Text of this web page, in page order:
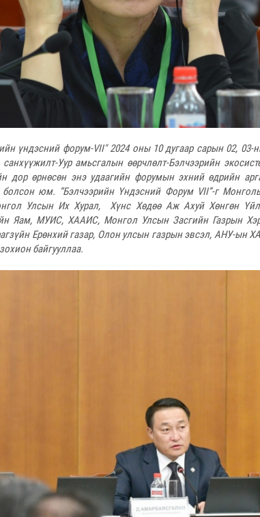
үндэсний форум-VII" 2024 оны 10 дугаар сарын 02, 03-
Уур амьсгалын өөрчлөлт-Бэлчээрийн
дор өрнөсөн энэ удаагийн форумын эхний өдрийн
болсон юм. “Бэлчээрийн Үндэсний Форум VII”-г
Улсын Их Хурал, Хүнс Хөдөө Аж Ахуй Хөнгөн
Яам, МУИС, ХААИС, Монгол Улсын Засгийн Газрын
Ерөнхий газар, Олон улсын газрын эвсэл, АНУ-ын
байгууллаа.